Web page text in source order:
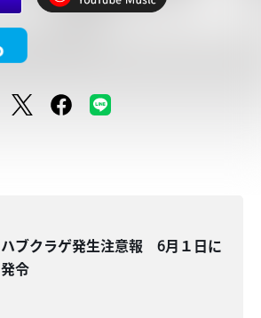
ハブクラゲ発生注意報 6月１日に
発令